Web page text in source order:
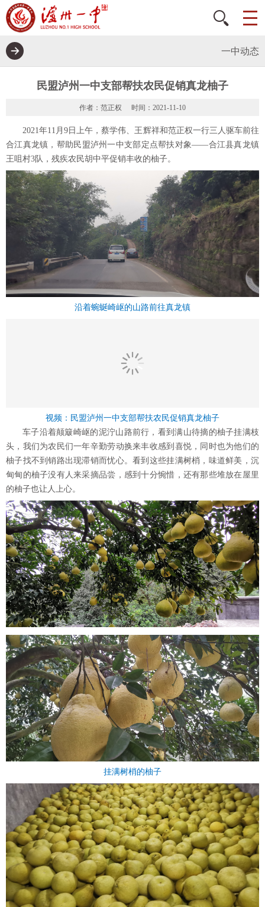
一中动态
民盟泸州一中支部帮扶农民促销真龙柚子
作者：范正权 时间：2021-11-10
2021年11月9日上午，蔡学伟、王辉祥和范正权一行三人驱车前往
合江真龙镇，帮助民盟泸州一中支部定点帮扶对象——合江县真龙镇
王咀村3队，残疾农民胡中平促销丰收的柚子。
沿着蜿蜒崎岖的山路前往真龙镇
视频：民盟泸州一中支部帮扶农民促销真龙柚子
车子沿着颠簸崎岖的泥泞山路前行，看到满山待摘的柚子挂满枝
头，我们为农民们一年辛勤劳动换来丰收感到喜悦，同时也为他们的
柚子找不到销路出现滞销而忧心。看到这些挂满树梢，味道鲜美，沉
甸甸的柚子没有人来采摘品尝，感到十分惋惜，还有那些堆放在屋里
的柚子也让人上心。
挂满树梢的柚子